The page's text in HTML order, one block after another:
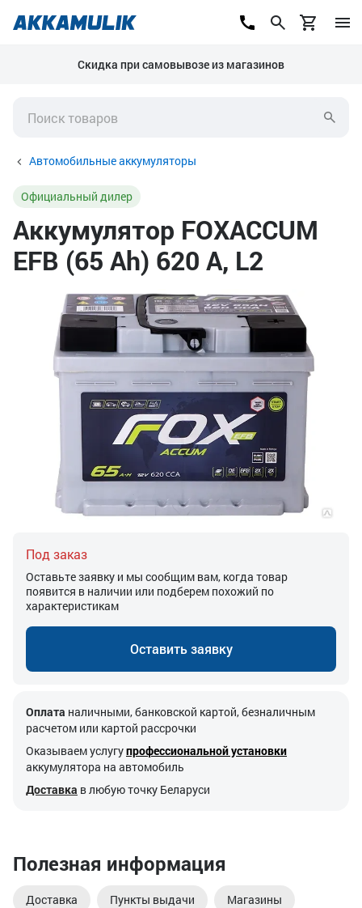
Скидка при самовывозе из магазинов
Автомобильные аккумуляторы
Официальный дилер
Аккумулятор FOXACCUM
EFB (65 Ah) 620 А, L2
Под заказ
Оставьте заявку и мы сообщим вам, когда товар
появится в наличии или подберем похожий по
характеристикам
Оставить заявку
Оплата наличными, банковской картой, безналичным
расчетом или картой рассрочки
Оказываем услугупрофессиональной установки
аккумулятора на автомобиль
Доставка в любую точку Беларуси
Полезная информация
Доставка Пункты выдачи Магазины